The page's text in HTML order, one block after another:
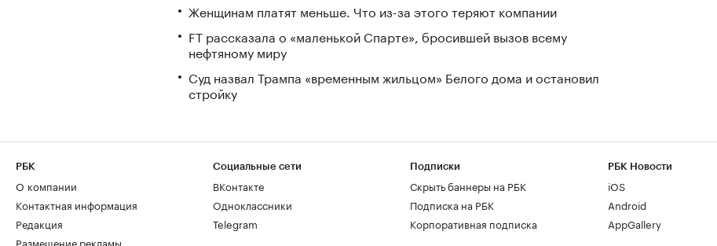
Женщинам платят меньше. Что из-за этого теряют компании
FT рассказала о «маленькой Спарте», бросившей вызов всему
нефтяному миру
Суд назвал Трампа «временным жильцом» Белого дома и остановил
стройку
РБК
О компании
Контактная информация
Редакция
Размещение рекламы
Социальные сети
ВКонтакте
Одноклассники
Telegram
Подписки
Скрыть баннеры на РБК
Подписка на РБК
Корпоративная подписка
РБК Новости
iOS
Android
AppGallery